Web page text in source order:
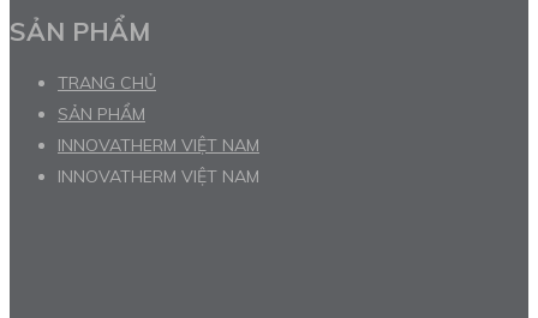
SẢN PHẨM
TRANG CHỦ
SẢN PHẨM
INNOVATHERM VIỆT NAM
INNOVATHERM VIỆT NAM